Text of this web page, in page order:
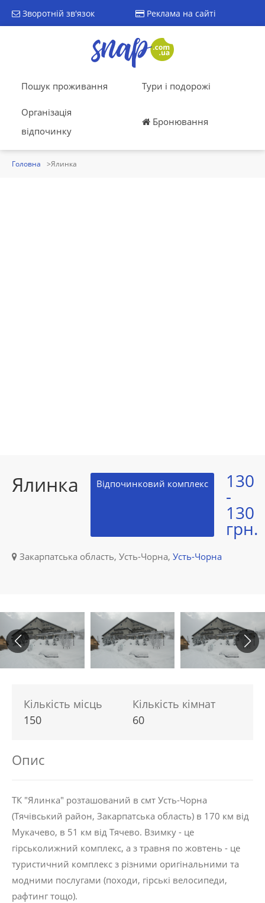
Зворотній зв'язок Реклама на сайті
Пошук проживання Тури і подорожі
Організація
відпочинку
Бронювання
Головна Ялинка
Ялинка Відпочинковий комплекс 130
-
130
грн.
Закарпатська область, Усть-Чорна, Усть-Чорна
Кількість місць
150
Кількість кімнат
60
Опис
ТК "Ялинка" розташований в смт Усть-Чорна
(Тячівський район, Закарпатська область) в 170 км від
Мукачево, в 51 км від Тячево. Взимку - це
гірськолижний комплекс, а з травня по жовтень - це
туристичний комплекс з різними оригінальними та
модними послугами (походи, гірські велосипеди,
рафтинг тощо).